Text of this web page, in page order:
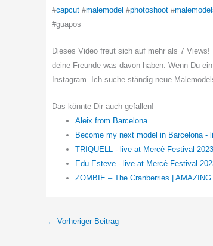
#capcut #malemodel #photoshoot #malemodel
#guapos
Dieses Video freut sich auf mehr als 7
deine Freunde was davon haben. Wenn Du
Instagram. Ich suche ständig neue
Das könnte Dir auch gefallen!
Aleix from Barcelona
Become my next model in Barcelona -
TRIQUELL - live at Mercè Festival
Edu Esteve - live at Mercè Festival
ZOMBIE – The Cranberries |
← Vorheriger Beitrag